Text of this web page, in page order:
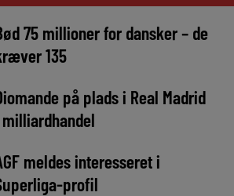
75 millioner for dansker – de
135
på plads i Real Madrid
meldes interesseret i
profil